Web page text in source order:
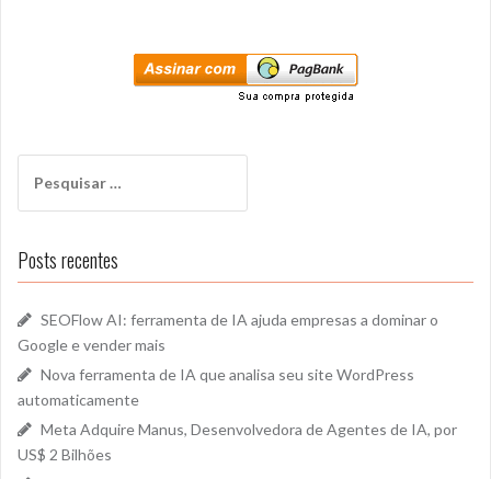
Posts recentes
SEOFlow AI: ferramenta de IA ajuda empresas a dominar o
Google e vender mais
Nova ferramenta de IA que analisa seu site WordPress
automaticamente
Meta Adquire Manus, Desenvolvedora de Agentes de IA, por
US$ 2 Bilhões